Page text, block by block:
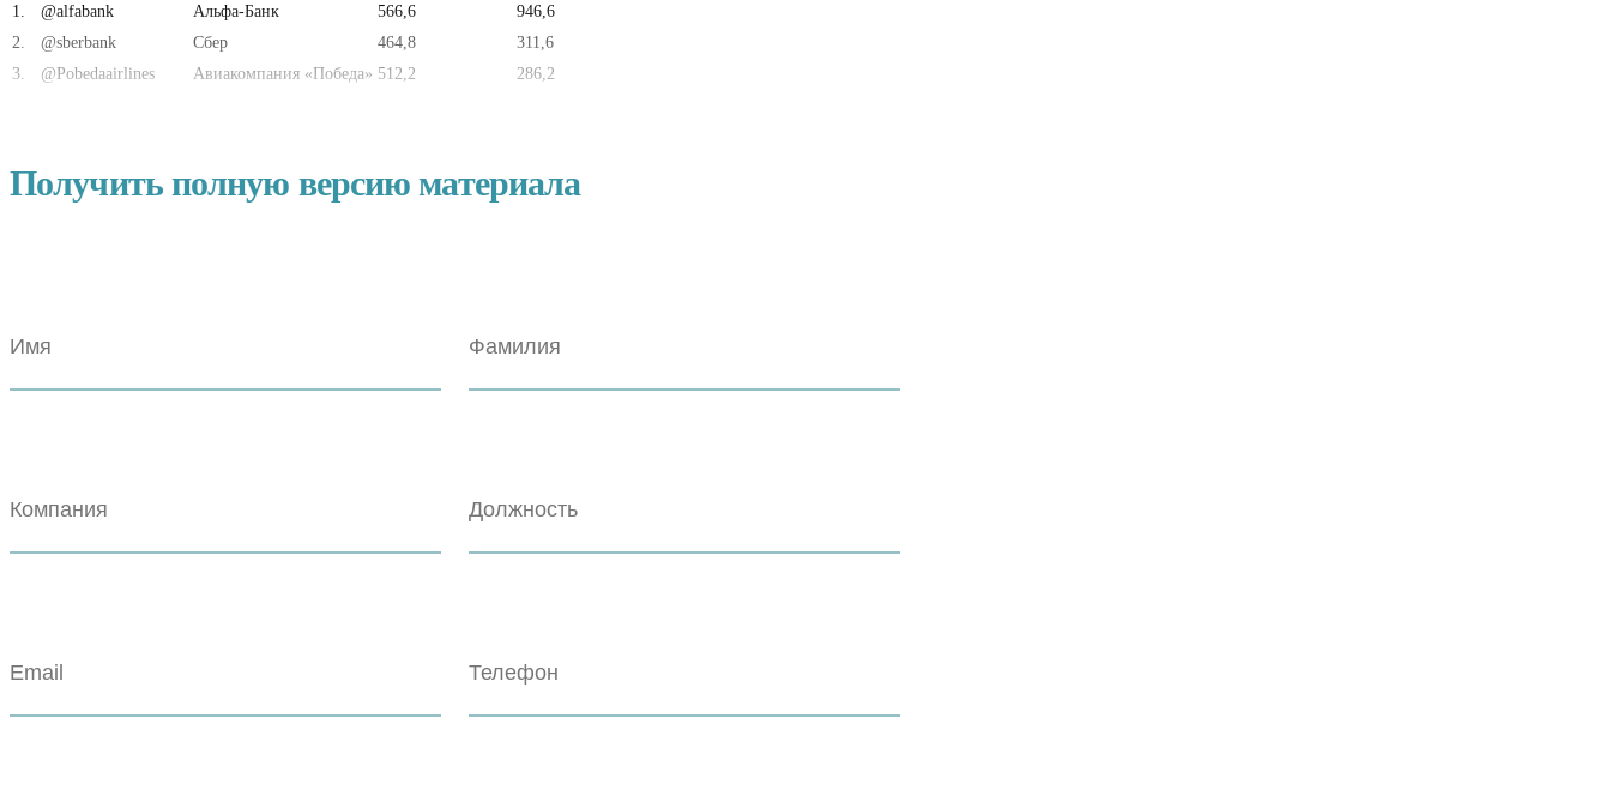
1 @alfabank Альфа-Банк 566,6
946,6
2
@sberbank Сбер 464,8
311,6
3
@Pobedaairlines Авиакомпания «Победа» 512,2 286,2
Получить полную версию материала